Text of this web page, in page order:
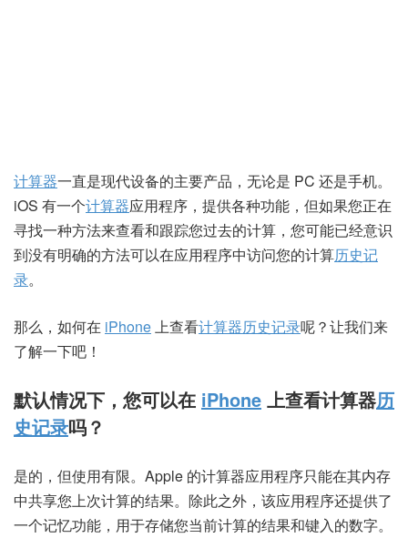
计算器一直是现代设备的主要产品，无论是 PC 还是手机。
iOS 有一个计算器应用程序，提供各种功能，但如果您正在
寻找一种方法来查看和跟踪您过去的计算，您可能已经意识
到没有明确的方法可以在应用程序中访问您的计算历史记
录。
那么，如何在 iPhone上查看计算器历史记录呢？让我们来
了解一下吧！
默认情况下，您可以在 iPhone 上查看计算器历
史记录吗？
是的，但使用有限。Apple 的计算器应用程序只能在其内存
中共享您上次计算的结果。除此之外，该应用程序还提供了
一个记忆功能，用于存储您当前计算的结果和键入的数字。